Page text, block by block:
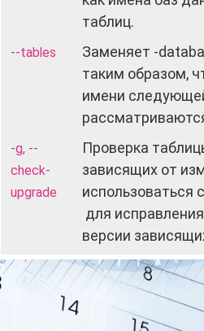
таблиц.
--tables
Заменяет -
таким образом,
имени
-g, --
check-
upgrade
Проверка
зависящих от
использоваться
для
версии